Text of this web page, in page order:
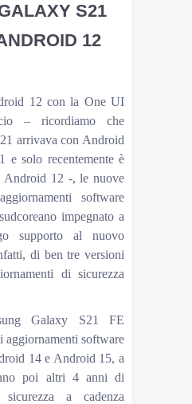
S21
12
12 con la One UI
– ricordiamo che
arrivava con Android
e solo recentemente è
Android 12 -, le nuove
software
impegnato a
supporto al nuovo
di ben tre versioni
di sicurezza
Galaxy S21 FE
aggiornamenti software
14 e Android 15, a
poi altri 4 anni di
a cadenza